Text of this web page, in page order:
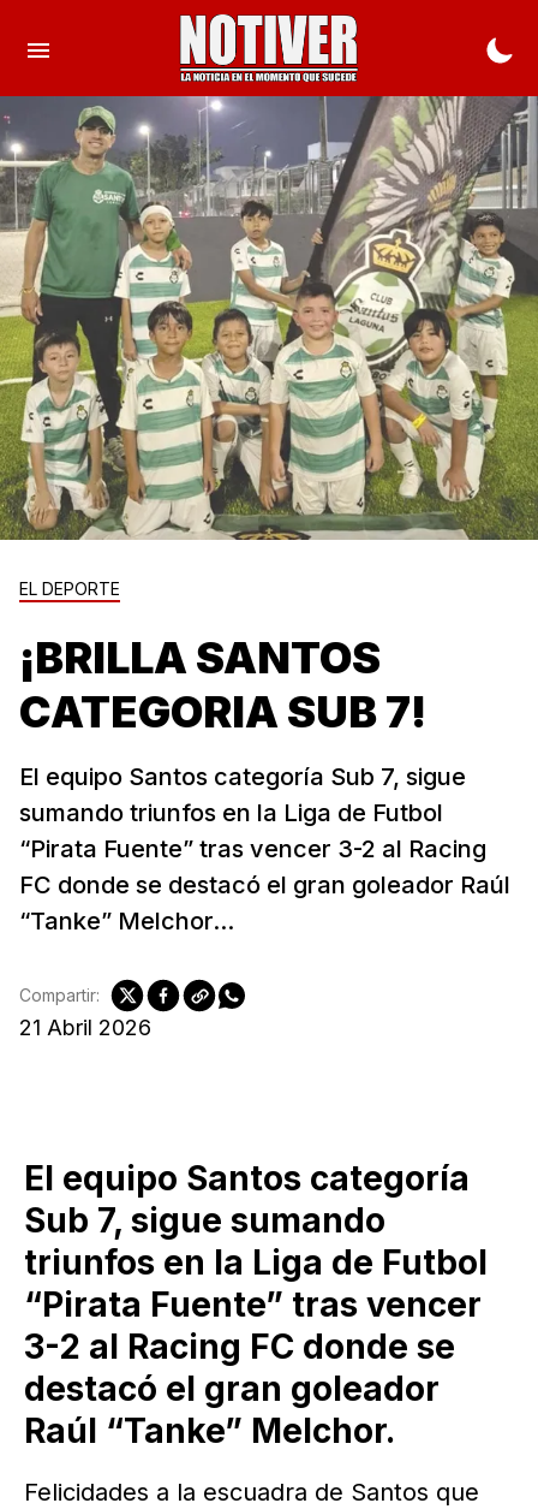
EL DEPORTE
¡BRILLA SANTOS
CATEGORIA SUB 7!
El equipo Santos categoría Sub 7, sigue
sumando triunfos en la Liga de Futbol
“Pirata Fuente” tras vencer 3-2 al Racing
FC donde se destacó el gran goleador Raúl
“Tanke” Melchor...
21 Abril 2026
Compartir:
El equipo Santos categoría
Sub 7, sigue sumando
triunfos en la Liga de Futbol
“Pirata Fuente” tras vencer
3-2 al Racing FC donde se
destacó el gran goleador
Raúl “Tanke” Melchor.
Felicidades a la escuadra de Santos que